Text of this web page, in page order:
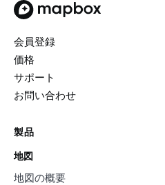
会員登録
価格
サポート
お問い合わせ
製品
地図
地図の概要